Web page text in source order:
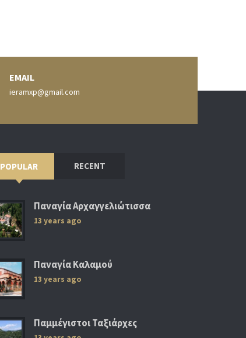
EMAIL
ieramxp@gmail.com
POPULAR RECENT
Παναγία Αρχαγγελιώτισσα
13 years ago
Παναγία Καλαμού
13 years ago
Παμμέγιστοι Ταξιάρχες